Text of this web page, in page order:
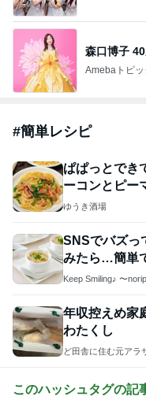
森口博子
Amebaトピッ
#簡単レシピ
ぱぱっとでき
ーコンとピー
ゆうき酒場
SNSでバズっ
みたら…簡単
Keep Smiling♪ 〜
年収控えめ家
わたくし
ど田舎に住む元アラ
このハッシュタグの記